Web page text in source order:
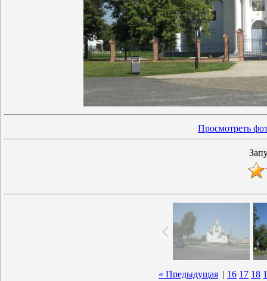
Просмотреть
« Предыдущая | 16 17 18